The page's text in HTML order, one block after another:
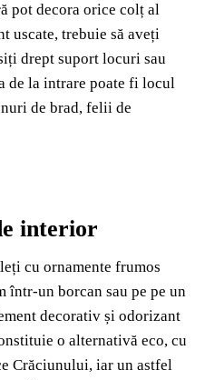
pot decora orice colț al
uscate, trebuie să aveți
drept suport locuri sau
de la intrare poate fi locul
de brad, felii de
interior
cu ornamente frumos
într-un borcan sau pe pe un
decorativ și odorizant
o alternativă eco, cu
Crăciunului, iar un astfel